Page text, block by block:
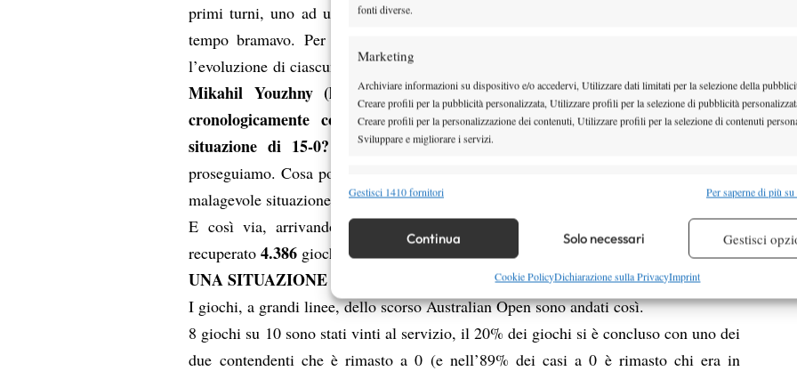
fonti diverse.
Marketing
Archiviare informazioni su dispositivo e/o accedervi, Utilizzare dati limitati per la selezione della
Creare profili per la pubblicità personalizzata, Utilizzare profili per la selezione di pubblicità
Creare profili per la personalizzazione dei contenuti, Utilizzare profili per la selezione di contenuti
Sviluppare e migliorare i servizi.
Funzionalità
Identificare i dispositivi in base alle informazioni trasmesse automaticamente.
Garantire la sicurezza, prevenire e rilevare frodi, correggere errori,
Erogare e presentare pubblicità e contenuto, Salvare e comunicare le
Gestisci 1410 fornitori Per saperne di più
Continua Solo necessari Gestisci
Cookie PolicyDichiarazione sulla PrivacyImprint
primi turni, uno ad un secondo turno) e ho ricreato la situazione che da un po’ di
tempo bramavo. Per ogni giocatore, nel proprio turno di servizio, ho ricostruito
l’evoluzione di ciascun gioco in questa maniera:
Mikahil Youzhny (lui perché vincitore del primo incontro che ha avuto
cronologicamente conclusione a Melbourne quest’anno) si è trovato sulla
situazione di 15-0? 36
. In quanti casi ha poi vinto il gioco? 35. Perfetto,
proseguiamo. Cosa posso dire di tutti i giochi passati attraverso lo 0-15? Questa più
malagevole situazione l’ha affrontata 23 volte, scampando il pericolo in 14 occasioni.
E così via, arrivando al 40 pari. Per tutti i 128 tennisti. Procedendo così ho
recuperato4.386 giochi.
UNA SITUAZIONE ATTESA.
I giochi, a grandi linee, dello scorso Australian Open sono andati così.
8 giochi su 10 sono stati vinti al servizio, il 20% dei giochi si è concluso con uno dei
due contendenti che è rimasto a 0 (e nell’89% dei casi a 0 è rimasto chi era in